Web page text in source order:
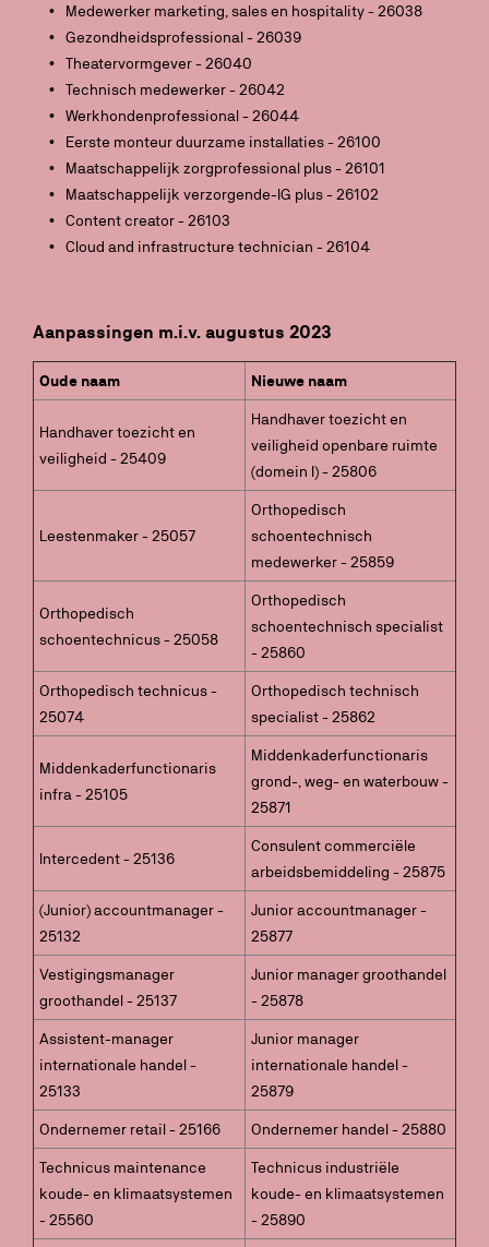
Medewerker marketing, sales en hospitality - 26038
Gezondheidsprofessional - 26039
Theatervormgever - 26040
Technisch medewerker - 26042
Werkhondenprofessional - 26044
Eerste monteur duurzame installaties - 26100
Maatschappelijk zorgprofessional plus - 26101
Maatschappelijk verzorgende-IG plus - 26102
Content creator - 26103
Cloud and infrastructure technician - 26104
Aanpassingen m.i.v. augustus 2023
Oude naam Nieuwe naam
Handhaver toezicht en
veiligheid - 25409
Handhaver toezicht en
veiligheid openbare ruimte
(domein I) - 25806
Leestenmaker - 25057
Orthopedisch
schoentechnisch
medewerker - 25859
Orthopedisch
schoentechnicus - 25058
Orthopedisch
schoentechnisch specialist
- 25860
Orthopedisch technicus -
25074
Orthopedisch technisch
specialist - 25862
Middenkaderfunctionaris
infra - 25105
Middenkaderfunctionaris
grond-, weg- en waterbouw -
25871
Intercedent - 25136
Consulent commerciële
arbeidsbemiddeling - 25875
(Junior) accountmanager -
25132
Junior accountmanager -
25877
Vestigingsmanager
groothandel - 25137
Junior manager groothandel
- 25878
Assistent-manager
internationale handel -
25133
Junior manager
internationale handel -
25879
Ondernemer retail - 25166 Ondernemer handel - 25880
Technicus maintenance
koude- en klimaatsystemen
- 25560
Technicus industriële
koude- en klimaatsystemen
- 25890